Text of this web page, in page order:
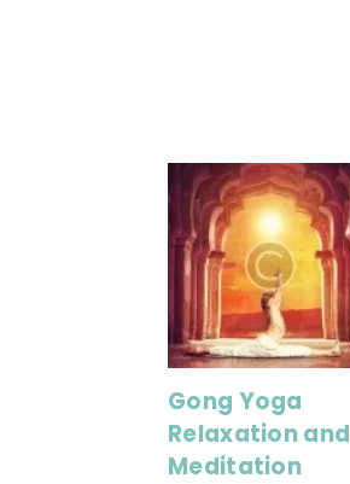
A.M.T. MÉXICO
Gong Yoga
Relaxation and
Meditation